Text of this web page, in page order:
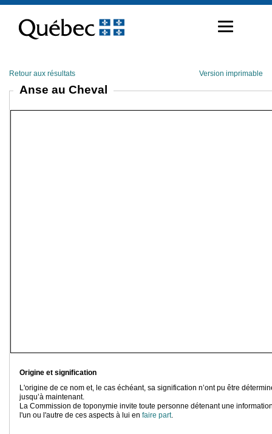
contenu
Retour aux résultats Version imprimable
Anse au Cheval
Origine et signification
L'origine de ce nom et, le cas échéant, sa signification n’ont pu être
jusqu’à maintenant.
La Commission de toponymie invite toute personne détenant une
l'un ou l'autre de ces aspects à lui en faire part.